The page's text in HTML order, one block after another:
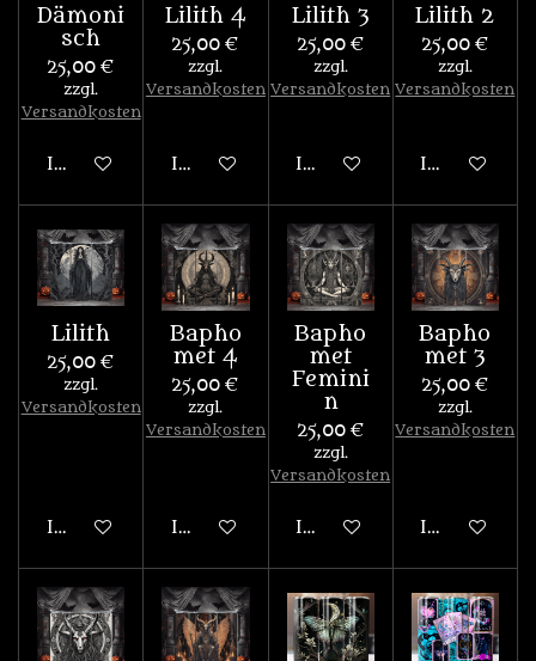
Dämoni
sch
25,00 €
zzgl.
Versandkosten
In den Warenkorb
Lilith 4
25,00 €
zzgl.
Versandkosten
In den Warenkorb
Lilith 3
25,00 €
zzgl.
Versandkosten
In den Warenkorb
Lilith 2
25,00 €
zzgl.
Versandkosten
In den
Lilith
25,00 €
zzgl.
Versandkosten
In den Warenkorb
Bapho
met 4
25,00 €
zzgl.
Versandkosten
In den Warenkorb
Bapho
met
Femini
n
25,00 €
zzgl.
Versandkosten
In den Warenkorb
Bapho
met 3
25,00 €
zzgl.
Versandkosten
In den